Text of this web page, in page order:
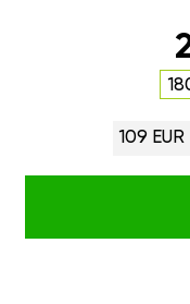
109 EUR